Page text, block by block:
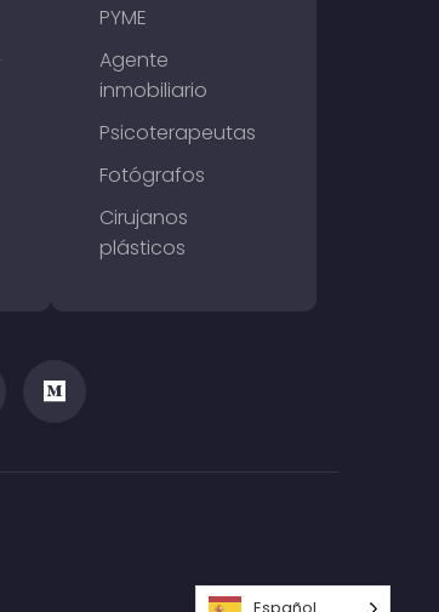
PYME
Agente
inmobiliario
Psicoterapeutas
Fotógrafos
Cirujanos
plásticos